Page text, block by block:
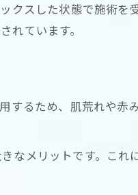
クスした状態で施術を
れています。
するため、肌荒れや赤
なメリットです。これ